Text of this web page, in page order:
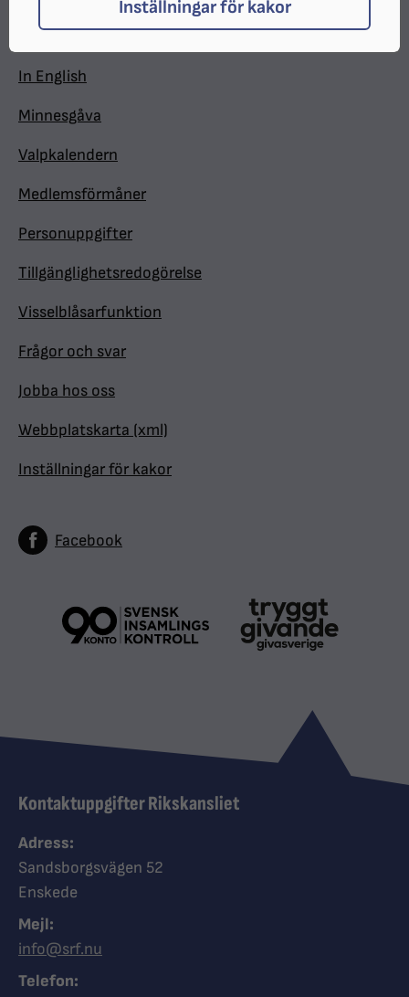
Inställningar för kakor
Hitta snabbt
In English
Minnesgåva
Valpkalendern
Medlemsförmåner
Personuppgifter
Tillgänglighetsredogörelse
Visselblåsarfunktion
Frågor och svar
Jobba hos oss
Webbplatskarta (xml)
Inställningar för kakor
Facebook
Kontaktuppgifter Rikskansliet
Adress:
Sandsborgsvägen 52
Enskede
Mejl:
info@srf.nu
Telefon: